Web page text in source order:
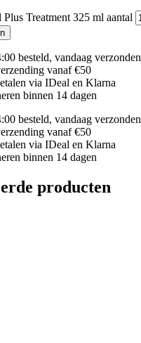
Treatment 325 ml aantal
besteld, vandaag verzonden
vanaf €50
via IDeal en Klarna
binnen 14 dagen
besteld, vandaag verzonden
vanaf €50
via IDeal en Klarna
binnen 14 dagen
producten